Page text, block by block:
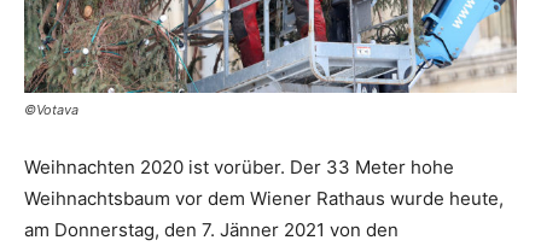
©Votava
Weihnachten 2020 ist vorüber. Der 33 Meter hohe
Weihnachtsbaum vor dem Wiener Rathaus wurde heute,
am Donnerstag, den 7. Jänner 2021 von den